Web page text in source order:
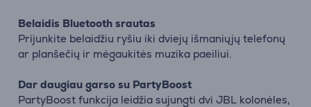
Belaidis Bluetooth srautas
Prijunkite belaidžiu ryšiu iki dviejų išmaniųjų telefonų
ar planšečių ir mėgaukitės muzika paeiliui.
Dar daugiau garso su PartyBoost
PartyBoost funkcija leidžia sujungti dvi JBL kolonėles,